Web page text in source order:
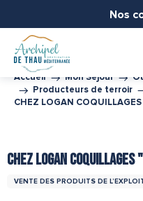
contenu
principal
Nos
Accueil Mon Séjour
Producteurs de terroir
CHEZ LOGAN
CHEZ LOGAN
VENTE DES PRODUITS DE